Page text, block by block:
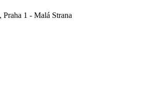
1 - Malá Strana